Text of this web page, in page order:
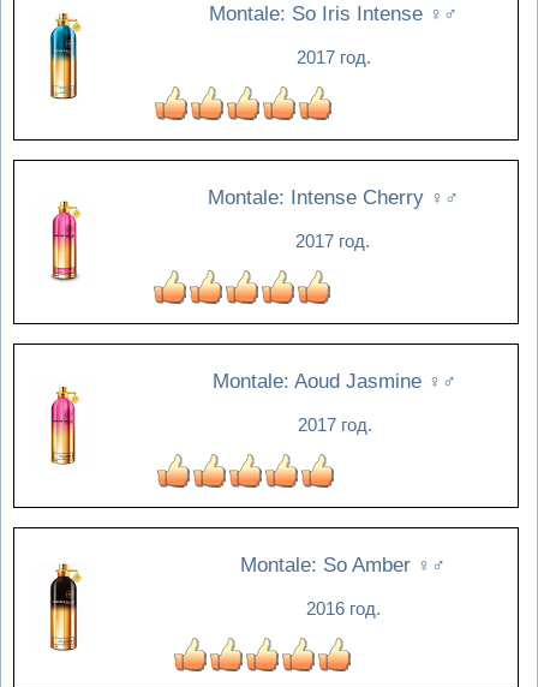
Montale: So Iris Intense ♀♂
2017 год.
Montale: Intense Cherry ♀♂
2017 год.
Montale: Aoud Jasmine ♀♂
2017 год.
Montale: So Amber ♀♂
2016 год.